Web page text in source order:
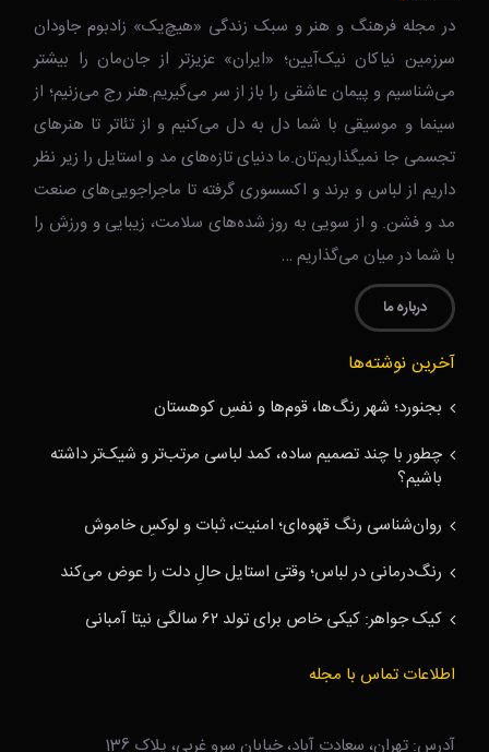
در مجله فرهنگ و هنر و سبک زندگی‌ «هیچ‌یک» زادبوم جاودان
سرزمین نیاکان نیک‌‌‌آیین؛ «ایران» عزیزتر از جان‌مان را بیشتر
می‌شناسیم و پیمان عاشقی را باز از سر می‌گیریم.هنر رج می‌زنیم؛ از
سینما و موسیقی با شما دل به دل می‌کنیم و از تئاتر تا هنرهای
تجسمی جا نمیگذاریم‌تان.ما دنیای تازه‌های مد و استایل را زیر نظر
داریم از لباس و برند و اکسسوری گرفته تا ماجراجویی‌های صنعت
مد و فشن. و از سویی به روز شده‌های سلامت، زیبایی و ورزش را
با شما در میان می‌گذاریم …
درباره ما
آخرین نوشته‌ها
بجنورد؛ شهر رنگ‌ها، قوم‌ها و نفسِ کوهستان
چطور با چند تصمیم ساده، کمد لباسی مرتب‌تر و شیک‌تر داشته
باشیم؟
روان‌شناسی رنگ قهوه‌ای؛ امنیت، ثبات و لوکسِ خاموش
رنگ‌درمانی در لباس؛ وقتی استایل حالِ دلت را عوض می‌کند
کیک جواهر: کیکی خاص برای تولد ۶۲ سالگی نیتا آمبانی
اطلاعات تماس با مجله
آدرس: تهران، سعادت آباد، خیابان سرو غربی، پلاک 136